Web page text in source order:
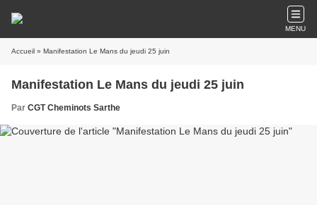
MENU
Accueil » Manifestation Le Mans du jeudi 25 juin
Manifestation Le Mans du jeudi 25 juin
Par CGT Cheminots Sarthe